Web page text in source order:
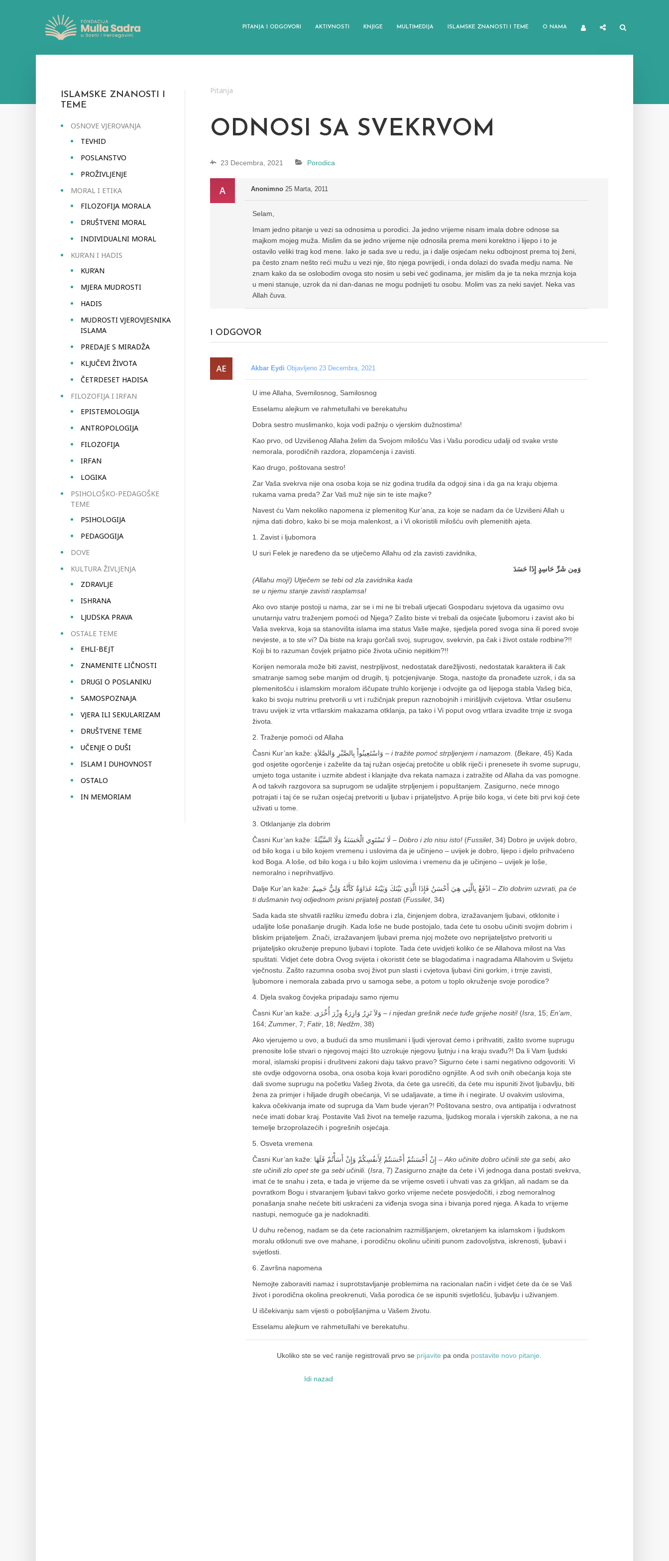
PITANJA I ODGOVORI AKTIVNOSTI KNJIGE MULTIMEDIJA ISLAMSKE ZNANOSTI I TEME O NAMA
ISLAMSKE ZNANOSTI I
TEME
OSNOVE VJEROVANJA
TEVHID
POSLANSTVO
PROŽIVLJENJE
MORAL I ETIKA
FILOZOFIJA MORALA
DRUŠTVENI MORAL
INDIVIDUALNI MORAL
KUR’AN I HADIS
KUR’AN
MJERA MUDROSTI
HADIS
MUDROSTI VJEROVJESNIKA
ISLAMA
PREDAJE S MIRADŽA
KLJUČEVI ŽIVOTA
ČETRDESET HADISA
FILOZOFIJA I IRFAN
EPISTEMOLOGIJA
ANTROPOLOGIJA
FILOZOFIJA
IRFAN
LOGIKA
PSIHOLOŠKO-PEDAGOŠKE
TEME
PSIHOLOGIJA
PEDAGOGIJA
DOVE
KULTURA ŽIVLJENJA
ZDRAVLJE
ISHRANA
LJUDSKA PRAVA
OSTALE TEME
EHLI-BEJT
ZNAMENITE LIČNOSTI
DRUGI O POSLANIKU
SAMOSPOZNAJA
VJERA ILI SEKULARIZAM
DRUŠTVENE TEME
UČENJE O DUŠI
ISLAM I DUHOVNOST
OSTALO
IN MEMORIAM
Pitanja
ODNOSI SA SVEKRVOM
23 Decembra, 2021 Porodica
Anonimno 25 Marta, 2011
Selam,
Imam jedno pitanje u vezi sa odnosima u porodici. Ja jedno vrijeme nisam imala dobre odnose sa
majkom mojeg muža. Mislim da se jedno vrijeme nije odnosila prema meni korektno i lijepo i to je
ostavilo veliki trag kod mene. Iako je sada sve u redu, ja i dalje osjećam neku odbojnost prema toj ženi,
pa često znam nešto reći mužu u vezi nje, što njega povrijedi, i onda dolazi do svađa medju nama. Ne
znam kako da se oslobodim ovoga sto nosim u sebi već godinama, jer mislim da je ta neka mrznja koja
u meni stanuje, uzrok da ni dan-danas ne mogu podnijeti tu osobu. Molim vas za neki savjet. Neka vas
Allah čuva.
1 ODGOVOR
Akbar Eydi Objavljeno 23 Decembra, 2021
U ime Allaha, Svemilosnog, Samilosnog
Esselamu alejkum ve rahmetullahi ve berekatuhu
Dobra sestro muslimanko, koja vodi pažnju o vjerskim dužnostima!
Kao prvo, od Uzvišenog Allaha želim da Svojom milošću Vas i Vašu porodicu udalji od svake vrste
nemorala, porodičnih razdora, zlopamćenja i zavisti.
Kao drugo, poštovana sestro!
Zar Vaša svekrva nije ona osoba koja se niz godina trudila da odgoji sina i da ga na kraju objema
rukama vama preda? Zar Vaš muž nije sin te iste majke?
Navest ću Vam nekoliko napomena iz plemenitog Kur’ana, za koje se nadam da će Uzvišeni Allah u
njima dati dobro, kako bi se moja malenkost, a i Vi okoristili milošću ovih plemenitih ajeta.
1. Zavist i ljubomora
U suri Felek je naređeno da se utječemo Allahu od zla zavisti zavidnika,
وَمِن شَرِّ حَاسِدٍ إِذَا حَسَدَ
(Allahu moj!) Utječem se tebi od zla zavidnika kada
se u njemu stanje zavisti rasplamsa!
Ako ovo stanje postoji u nama, zar se i mi ne bi trebali utjecati Gospodaru svjetova da ugasimo ovu
unutarnju vatru traženjem pomoći od Njega? Zašto biste vi trebali da osjećate ljubomoru i zavist ako bi
Vaša svekrva, koja sa stanovišta islama ima status Vaše majke, sjedjela pored svoga sina ili pored svoje
nevjeste, a to ste vi? Da biste na kraju gorčali svoj, suprugov, svekrvin, pa čak i život ostale rodbine?!!
Koji bi to razuman čovjek prijatno piće života učinio nepitkim?!!
Korijen nemorala može biti zavist, nestrpljivost, nedostatak darežljivosti, nedostatak karaktera ili čak
smatranje samog sebe manjim od drugih, tj. potcjenjivanje. Stoga, nastojte da pronađete uzrok, i da sa
plemenitošću i islamskim moralom iščupate truhlo korijenje i odvojite ga od lijepoga stabla Vašeg bića,
kako bi svoju nutrinu pretvorili u vrt i ružičnjak prepun raznobojnih i mirišljivih cvijetova. Vrtlar osušenu
travu uvijek iz vrta vrtlarskim makazama otklanja, pa tako i Vi poput ovog vrtlara izvadite trnje iz svoga
života.
2. Traženje pomoći od Allaha
Časni Kur’an kaže: وَاسْتَعِينُواْ بِالصَّبْرِ وَالصَّلاَةِ – i tražite pomoć strpljenjem i namazom. (Bekare, 45) Kada
god osjetite ogorčenje i zaželite da taj ružan osjećaj pretočite u oblik riječi i prenesete ih svome suprugu,
umjeto toga ustanite i uzmite abdest i klanjajte dva rekata namaza i zatražite od Allaha da vas pomogne.
A od takvih razgovora sa suprugom se udaljite strpljenjem i popuštanjem. Zasigurno, neće mnogo
potrajati i taj će se ružan osjećaj pretvoriti u ljubav i prijateljstvo. A prije bilo koga, vi ćete biti prvi koji ćete
uživati u tome.
3. Otklanjanje zla dobrim
Časni Kur’an kaže: لَا تَسْتَوِي الْحَسَنَةُ وَلَا السَّيِّئَةُ – Dobro i zlo nisu isto! (Fussilet, 34) Dobro je uvijek dobro,
od bilo koga i u bilo kojem vremenu i uslovima da je učinjeno – uvijek je dobro, lijepo i djelo prihvaćeno
kod Boga. A loše, od bilo koga i u bilo kojim uslovima i vremenu da je učinjeno – uvijek je loše,
nemoralno i neprihvatljivo.
Dalje Kur’an kaže: ادْفَعْ بِالَّتِي هِيَ أَحْسَنُ فَإِذَا الَّذِي بَيْنَكَ وَبَيْنَهُ عَدَاوَةٌ كَأَنَّهُ وَلِيٌّ حَمِيمٌ –Zlo dobrim uzvrati, pa će
ti dušmanin tvoj odjednom prisni prijatelj postati(Fussilet, 34)
Sada kada ste shvatili razliku između dobra i zla, činjenjem dobra, izražavanjem ljubavi, otklonite i
udaljite loše ponašanje drugih. Kada loše ne bude postojalo, tada ćete tu osobu učiniti svojim dobrim i
bliskim prijateljem. Znači, izražavanjem ljubavi prema njoj možete ovo neprijateljstvo pretvoriti u
prijateljsko okruženje prepuno ljubavi i toplote. Tada ćete uvidjeti koliko će se Allahova milost na Vas
spuštati. Vidjet ćete dobra Ovog svijeta i okoristit ćete se blagodatima i nagradama Allahovim u Svijetu
vječnostu. Zašto razumna osoba svoj život pun slasti i cvjetova ljubavi čini gorkim, i trnje zavisti,
ljubomore i nemorala zabada prvo u samoga sebe, a potom u toplo okruženje svoje porodice?
4. Djela svakog čovjeka pripadaju samo njemu
Časni Kur’an kaže: وَلاَ تَزِرُ وَازِرَةٌ وِزْرَ أُخْرَى – i nijedan grešnik neće tuđe grijehe nositi! (Isra, 15; En’am,
164;Zummer, 7; Fatir, 18; Nedžm, 38)
Ako vjerujemo u ovo, a budući da smo muslimani i ljudi vjerovat ćemo i prihvatiti, zašto svome suprugu
prenosite loše stvari o njegovoj majci što uzrokuje njegovu ljutnju i na kraju svađu?! Da li Vam ljudski
moral, islamski propisi i društveni zakoni daju takvo pravo? Sigurno ćete i sami negativno odgovoriti. Vi
ste ovdje odgovorna osoba, ona osoba koja kvari porodično ognjište. A od svih onih obećanja koja ste
dali svome suprugu na početku Vašeg života, da ćete ga usrećiti, da ćete mu ispuniti život ljubavlju, biti
žena za primjer i hiljade drugih obećanja, Vi se udaljavate, a time ih i negirate. U ovakvim uslovima,
kakva očekivanja imate od supruga da Vam bude vjeran?! Poštovana sestro, ova antipatija i odvratnost
neće imati dobar kraj. Postavite Vaš život na temelje razuma, ljudskog morala i vjerskih zakona, a ne na
temelje brzoprolazećih i pogrešnih osjećaja.
5. Osveta vremena
Časni Kur’an kaže: إِنْ أَحْسَنتُمْ أَحْسَنتُمْ لِأَنفُسِكُمْ وَإِنْ أَسَأْتُمْ فَلَهَا –Ako učinite dobro učinili ste ga sebi, ako
ste učinili zlo opet ste ga sebi učinili. (Isra, 7) Zasigurno znajte da ćete i Vi jednoga dana postati svekrva,
imat će te snahu i zeta, e tada je vrijeme da se vrijeme osveti i uhvati vas za grkljan, ali nadam se da
povratkom Bogu i stvaranjem ljubavi takvo gorko vrijeme nećete posvjedočiti, i zbog nemoralnog
ponašanja snahe nećete biti uskraćeni za viđenja svoga sina i bivanja pored njega. A kada to vrijeme
nastupi, nemoguće ga je nadoknaditi.
U duhu rečenog, nadam se da ćete racionalnim razmišljanjem, okretanjem ka islamskom i ljudskom
moralu otklonuti sve ove mahane, i porodičnu okolinu učiniti punom zadovoljstva, iskrenosti, ljubavi i
svjetlosti.
6. Završna napomena
Nemojte zaboraviti namaz i suprotstavljanje problemima na racionalan način i vidjet ćete da će se Vaš
život i porodična okolina preokrenuti, Vaša porodica će se ispuniti svjetlošću, ljubavlju i uživanjem.
U iščekivanju sam vijesti o poboljšanjima u Vašem životu.
Esselamu alejkum ve rahmetullahi ve berekatuhu.
Ukoliko ste se već ranije registrovali prvo se prijavite pa onda postavite novo pitanje.
Idi nazad